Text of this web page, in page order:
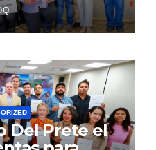
Del Prete el